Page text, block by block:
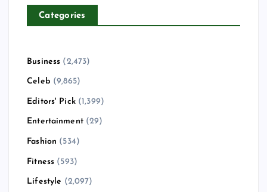
Categories
Business (2,473)
Celeb (9,865)
Editors' Pick(1,399)
Entertainment(29)
Fashion (534)
Fitness (593)
Lifestyle (2,097)